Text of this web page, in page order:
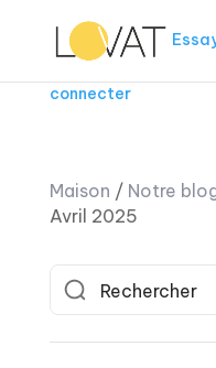
connecter
Maison / Notre
Avril 2025